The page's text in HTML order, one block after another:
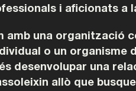
i aficionats a
amb una organització
o un organisme
desenvolupar una
allò que